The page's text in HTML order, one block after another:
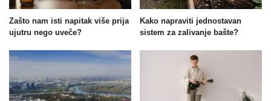
Zašto nam isti napitak više prija
ujutru nego uveče?
Kako napraviti jednostavan
sistem za zalivanje bašte?